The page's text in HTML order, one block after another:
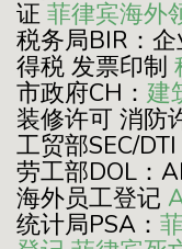
证 菲律宾海外
税务局BIR：
得税 发票印制
市政府CH： 建
装修许可 消防
工贸部SEC/DTI
劳工部DOL：
海外员工登记
统计局PSA：